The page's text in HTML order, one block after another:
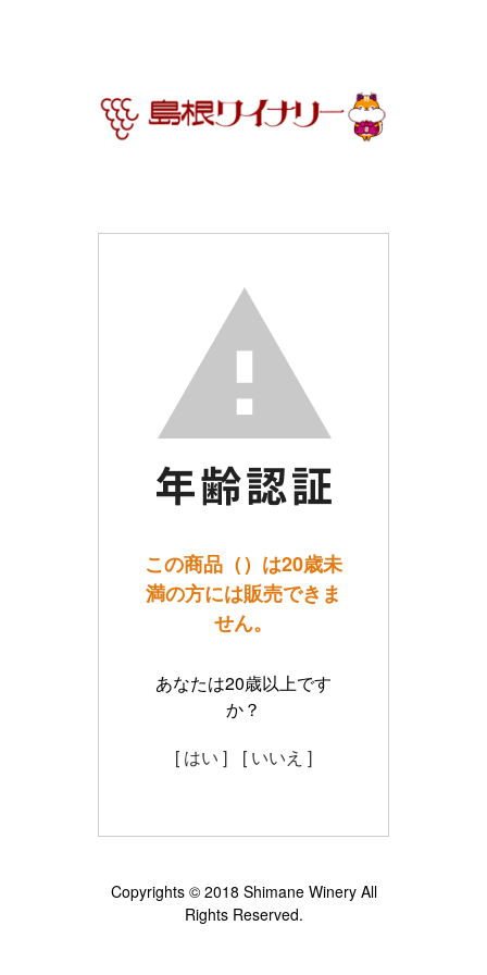
この商品（）は20歳未
満の方には販売できま
せん。
あなたは20歳以上です
か？
[ はい ]
[ いいえ ]
Copyrights © 2018 Shimane Winery All
Rights Reserved.